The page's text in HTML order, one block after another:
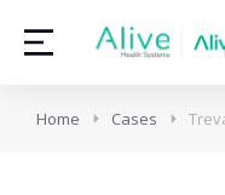
Home Cases